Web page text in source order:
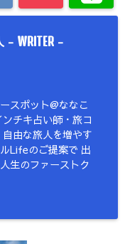
- WRITER-
スポット@ななこ
チキ占い師・旅コ
由な旅人を増やす
Lifeのご提案で 出
生のファーストク